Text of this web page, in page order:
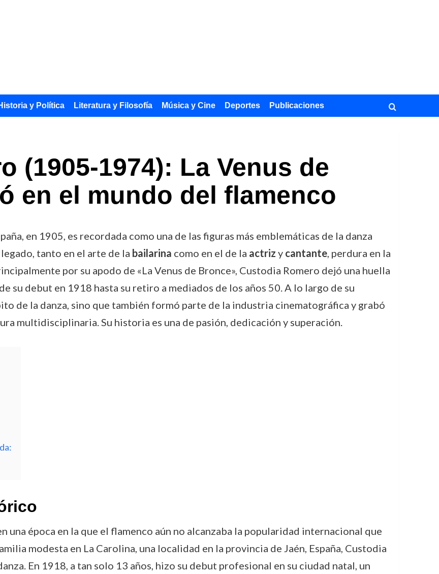
y Política Literatura y Filosofía Música y Cine Deportes Publicaciones
(1905-1974): La Venus de
en el mundo del flamenco
en 1905, es recordada como una de las figuras más emblemáticas de la danza
tanto en el arte de la bailarina como en el de la actriz y cantante, perdura en la
por su apodo de «La Venus de Bronce», Custodia Romero dejó una huella
su debut en 1918 hasta su retiro a mediados de los años 50. A lo largo de su
de la danza, sino que también formó parte de la industria cinematográfica y grabó
multidisciplinaria. Su historia es una de pasión, dedicación y superación.
una época en la que el flamenco aún no alcanzaba la popularidad internacional que
modesta en La Carolina, una localidad en la provincia de Jaén, España, Custodia
En 1918, a tan solo 13 años, hizo su debut profesional en su ciudad natal, un